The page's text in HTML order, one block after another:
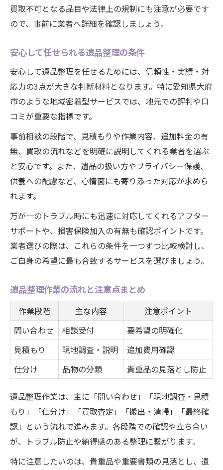
買取不可となる品目や法律上の規制にも注意が必要です
ので、事前に業者へ詳細を確認しましょう。
安心して任せられる遺品整理の条件
安心して遺品整理を任せるためには、信頼性・実績・対
応力の3点が大きな判断材料となります。特に愛知県大府
市のような地域密着型サービスでは、地元での評判や口
コミが重要な指標です。
事前相談の段階で、見積もりや作業内容、追加料金の有
無、買取の流れなどを明確に説明してくれる業者を選ぶ
と安心です。また、遺品の扱い方やプライバシー保護、
供養への配慮など、心情面にも寄り添った対応が求めら
れます。
万が一のトラブル時にも迅速に対応してくれるアフター
サポートや、損害保険加入の有無も確認ポイントです。
業者選びの際は、これらの条件を一つずつ比較検討し、
ご自身の希望に最も合致するサービスを選びましょう。
遺品整理作業の流れと注意点まとめ
作業段階 主な内容
注意ポイント
問い合わせ
相談受付
要希望の明確化
見積もり
現地調査・説明
追加費用確認
仕分け
品物の分類 貴重品の見落とし防止
遺品整理作業は、主に「問い合わせ」「現地調査・見積
もり」「仕分け」「買取査定」「搬出・清掃」「最終確
認」という流れで進みます。各段階での確認や立ち合い
が、トラブル防止や納得感のある整理に繋がります。
特に注意したいのは、貴重品や重要書類の見落とし、遺